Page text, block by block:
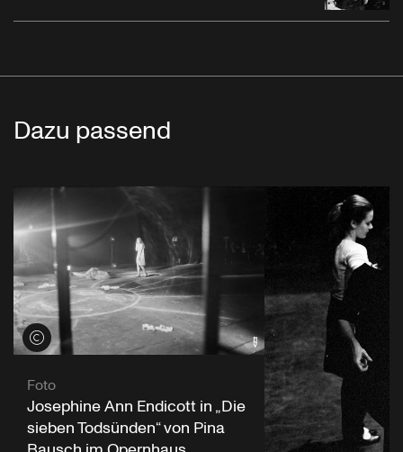
Dazu passend
Credits öffnen
Foto
Josephine Ann Endicott in „Die
sieben Todsünden“ von Pina